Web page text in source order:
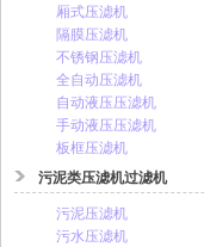
厢式压滤机
隔膜压滤机
不锈钢压滤机
全自动压滤机
自动液压压滤机
手动液压压滤机
板框压滤机
污泥类压滤机过滤机
污泥压滤机
污水压滤机